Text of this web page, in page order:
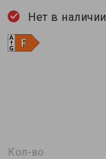
Нет в наличии
Кол-во